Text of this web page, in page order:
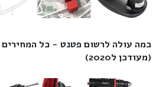
כמה עולה לרשום פטנט - כל
(מעודכן ל2020)‎